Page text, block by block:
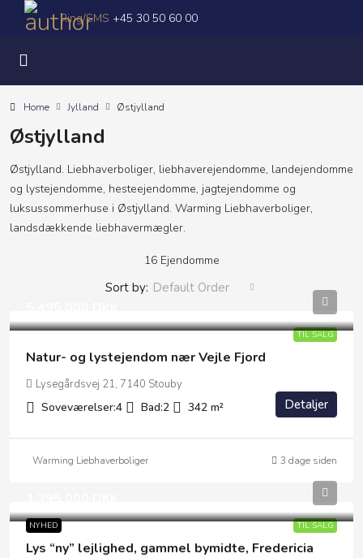
Ring/SMS +45 30 50 60 00
Home Jylland Østjylland
Østjylland
Østjylland. Liebhaverboliger, liebhaverejendomme, landejendomme
og lystejendomme, hesteejendomme, jagtejendomme og
luksussommerhuse i Østjylland. Warming Liebhaverboliger,
landsdækkende liebhavermægler.
16 Ejendomme
Sort by: Default Order
TIL SALG
Natur- og lystejendom nær Vejle Fjord
Lysegårdsvej 21, 7140 Stouby
Soveværelser:4 Bad:2 342 m² Detaljer
Warming Liebhaverboliger 3 dage siden
NYHED TIL SALG
Lys “ny” lejlighed, gammel bymidte, Fredericia